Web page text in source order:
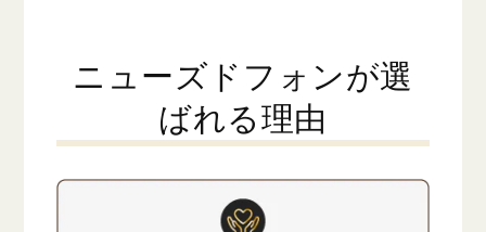
ニューズドフォンが選
ばれる理由